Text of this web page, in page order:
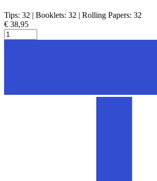
Tips: 32 | Booklets: 32 | Rolling Papers: 32
€ 38,95